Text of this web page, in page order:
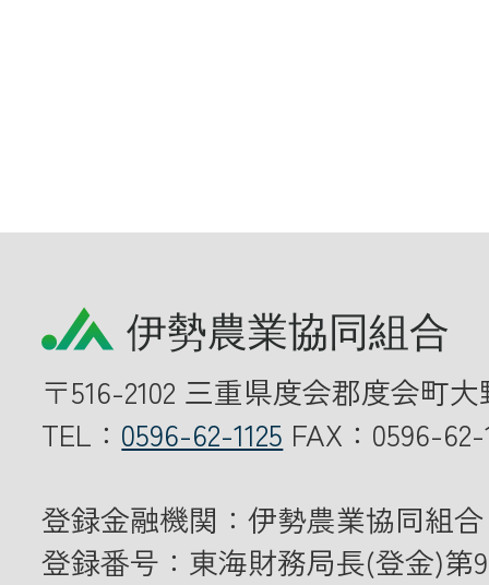
店舗・ATM・
メールでのお
〒516-2102 三重県度会郡度会町
TEL： 0596-62-1125 FAX：0596-62-
登録金融機関：伊勢農業協同組合
登録番号：東海財務局長(登金)第